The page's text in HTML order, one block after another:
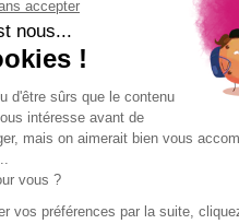
Abonnez-vous à la
Restez informés de toute